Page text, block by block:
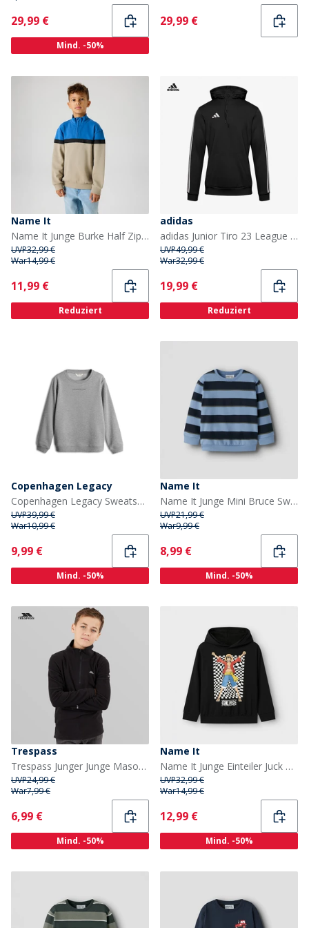
Current
29,99 €
Mind. -50%
Current
29,99 €
Name It
Name It Junge Burke Half Zip Sweatshirt Vintage Khaki
UVP32,99 €
War14,99 €
Current
11,99 €
Reduziert
adidas
adidas Junior Tiro 23 League Kapuzenpullover Schwarz
UVP49,99 €
War32,99 €
Current
19,99 €
Reduziert
Copenhagen Legacy
Copenhagen Legacy Sweatshirt Grau Melange Kinder
UVP39,99 €
War10,99 €
Current
9,99 €
Mind. -50%
Name It
Name It Junge Mini Bruce Sweatshirt Endless Sky
UVP21,99 €
War9,99 €
Current
8,99 €
Mind. -50%
Trespass
Trespass Junger Junge Masonville 1/2 Reißverschluss Micro Fleece Schwarz
UVP24,99 €
War7,99 €
Current
6,99 €
Mind. -50%
Name It
Name It Junge Einteiler Juck Hoodie Schwarz
UVP32,99 €
War14,99 €
Current
12,99 €
Mind. -50%